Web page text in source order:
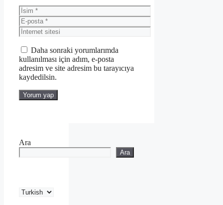
İsim
E-
posta
İnternet
sitesi
Daha sonraki yorumlarımda
kullanılması için adım, e-posta
adresim ve site adresim bu tarayıcıya
kaydedilsin.
Ara
Ara